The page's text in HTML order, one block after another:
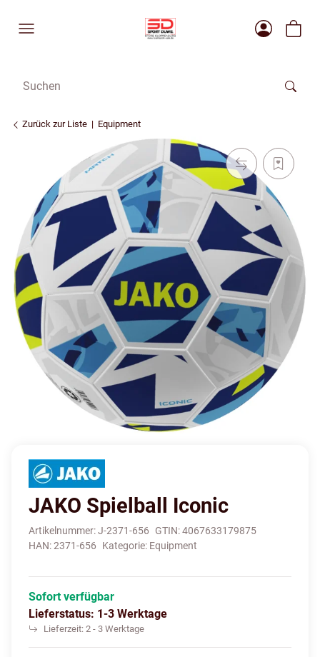
Zurück zur Liste Equipment
JAKO Spielball Iconic
Artikelnummer:J-2371-656 GTIN:4067633179875
HAN:2371-656 Kategorie: Equipment
Sofort verfügbar
Lieferstatus: 1-3 Werktage
Lieferzeit: 2 - 3 Werktage